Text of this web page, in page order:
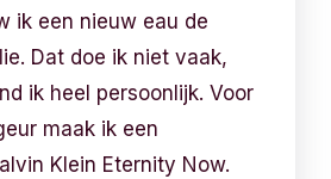
ik een nieuw eau de
Dat doe ik niet vaak,
ik heel persoonlijk. Voor
maak ik een
Klein Eternity Now.